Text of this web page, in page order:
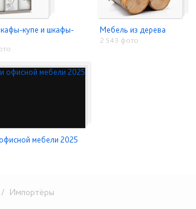
купе и шкафы-
Мебель из дерева
2 543 фото
мебели 2025
/ Импортёры